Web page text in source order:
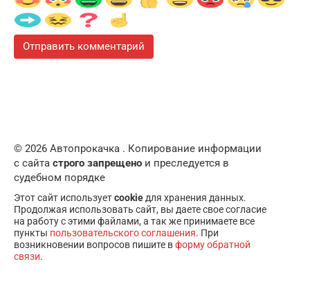
© 2026 Автопрокачка . Копирование информации
с сайта строго запрещено и преследуется в
судебном порядке
Этот сайт используетcookieдля хранения данных.
Продолжая использовать сайт, вы даете свое согласие
на работу с этими файлами, а так же принимаете все
пункты пользовательского соглашения. При
возникновении вопросов пишите вформу обратной
связи.